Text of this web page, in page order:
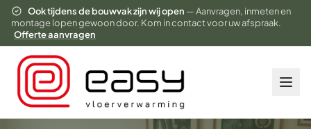
Ook tijdens de bouwvak zijn wij open — Aanvragen, inmeten en
montage lopen gewoon door. Kom in contact voor uw afspraak.
Offerte aanvragen